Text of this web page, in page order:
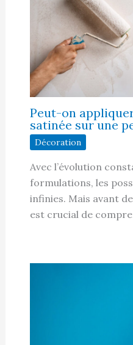
Peut-on
satinée sur une
Décoration
Avec l’évolution
formulations, les
infinies. Mais avant
est crucial de